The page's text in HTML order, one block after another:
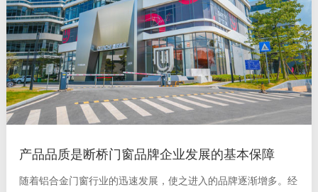
产品品质是断桥门窗品牌企业发展的基本保障
随着铝合金门窗行业的迅速发展，使之进入的品牌逐渐增多。经